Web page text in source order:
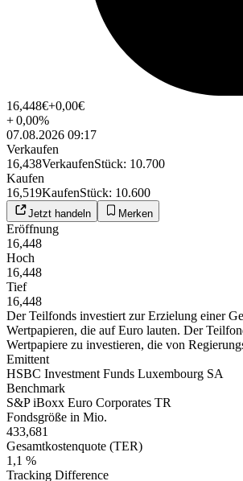
16,448€+0,00€
+0,00%
07.08.2026 09:17
Verkaufen
16,438VerkaufenStück: 10.700
Kaufen
16,519KaufenStück: 10.600
Jetzt handeln Merken
Eröffnung
16,448
Hoch
16,448
Tief
16,448
Der Teilfonds investiert zur Erzielung einer
Wertpapieren, die auf Euro lauten. Der
Wertpapiere zu investieren, die von
Emittent
HSBC Investment Funds Luxembourg SA
Benchmark
S&P iBoxx Euro Corporates TR
Fondsgröße in Mio.
433,681
Gesamtkostenquote (TER)
1,1 %
Tracking Difference